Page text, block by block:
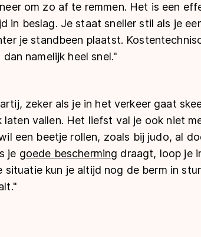
om zo af te remmen. Het is een
in beslag. Je staat sneller stil als je
je standbeen plaatst.
namelijk heel snel."
zeker als je in het verkeer gaat
laten vallen. Het liefst val je ook niet
een beetje rollen, zoals bij judo, al
je goede bescherming draagt, loop je
situatie kun je altijd nog de berm in